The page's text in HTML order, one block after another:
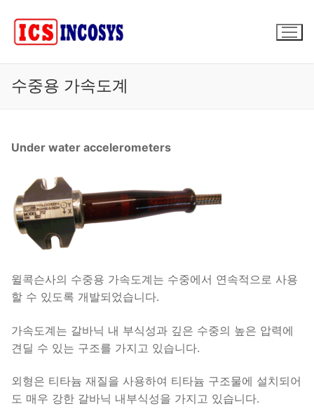
수중용 가속도계
Under water accelerometers
윌콕슨사의 수중용 가속도계는 수중에서 연속적으로 사용
할 수 있도록 개발되었습니다.
가속도계는 갈바닉 내 부식성과 깊은 수중의 높은 압력에
견딜 수 있는 구조를 가지고 있습니다.
외형은 티타늄 재질을 사용하여 티타늄 구조물에 설치되어
도 매우 강한 갈바닉 내부식성을 가지고 있습니다.